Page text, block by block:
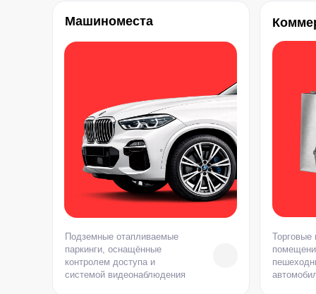
Машиноместа
Подземные отапливаемые
паркинги, оснащённые
контролем доступа и
системой видеонаблюдения
Партнерам
Обмен квартир
Коммерция